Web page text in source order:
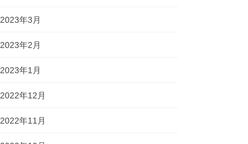
2023年3月
2023年2月
2023年1月
2022年12月
2022年11月